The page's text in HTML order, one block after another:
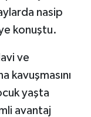
nasip
konuştu.
ve
kavuşmasını
yaşta
avantaj